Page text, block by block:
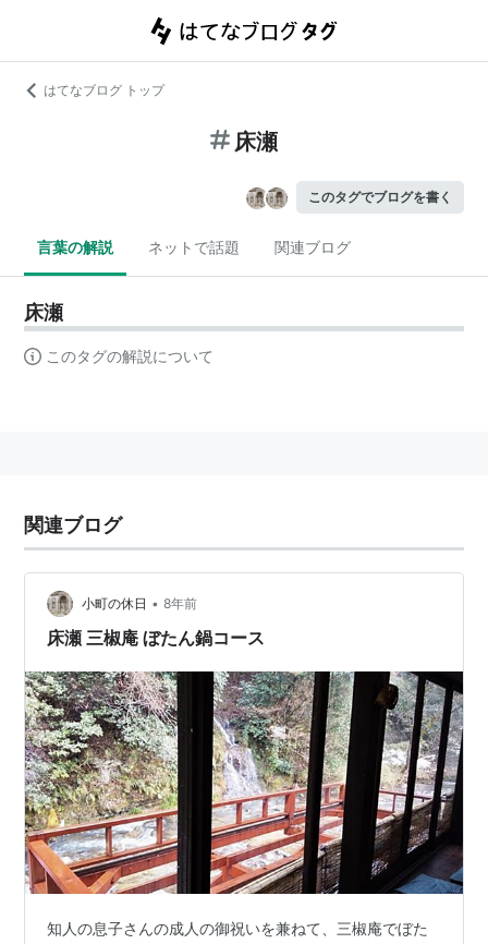
はてなブログ トップ
床瀬
このタグでブログを書く
言葉の解説 ネットで話題 関連ブログ
床瀬
このタグの解説について
関連ブログ
小町の休日 • 8年前
床瀬 三椒庵 ぼたん鍋コース
知人の息子さんの成人の御祝いを兼ねて、三椒庵でぼた